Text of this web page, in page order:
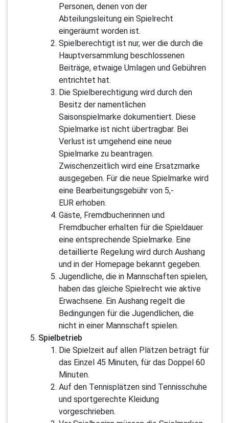
Personen, denen von der
Abteilungsleitung ein Spielrecht
eingeräumt worden ist.
Spielberechtigt ist nur, wer die durch die
Hauptversammlung beschlossenen
Beiträge, etwaige Umlagen und Gebühren
entrichtet hat.
Die Spielberechtigung wird durch den
Besitz der namentlichen
Saisonspielmarke dokumentiert. Diese
Spielmarke ist nicht übertragbar. Bei
Verlust ist umgehend eine neue
Spielmarke zu beantragen.
Zwischenzeitlich wird eine Ersatzmarke
ausgegeben. Für die neue Spielmarke wird
eine Bearbeitungsgebühr von 5,-
EUR erhoben.
Gäste, Fremdbucherinnen und
Fremdbucher erhalten für die Spieldauer
eine entsprechende Spielmarke. Eine
detaillierte Regelung wird durch Aushang
und in der Homepage bekannt gegeben.
Jugendliche, die in Mannschaften spielen,
haben das gleiche Spielrecht wie aktive
Erwachsene. Ein Aushang regelt die
Bedingungen für die Jugendlichen, die
nicht in einer Mannschaft spielen.
Spielbetrieb
Die Spielzeit auf allen Plätzen beträgt für
das Einzel 45 Minuten, für das Doppel 60
Minuten.
Auf den Tennisplätzen sind Tennisschuhe
und sportgerechte Kleidung
vorgeschrieben.